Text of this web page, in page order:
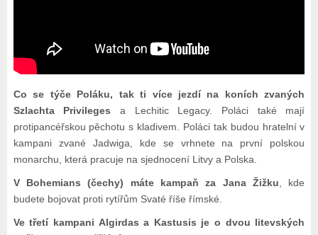
Co se týče Poláku, tak ti více jezdí na koních zvaných
Szlachta Privileges a Lechitic Legacy. Poláci také mají
protipancéřskou pěchotu s kladivem. Poláci tak budou hratelní v
kampani zvané Jadwiga, kde se vrhnete na první polskou
monarchu, která pracuje na sjednocení Litvy a Polska.
V Bohemians (čechy) máte kampaň za Jana Žižku , kde
budete bojovat proti rytířům Svaté říše římské.
Ve třetí kampani Algirdas a Kastusis je o dvou litevských